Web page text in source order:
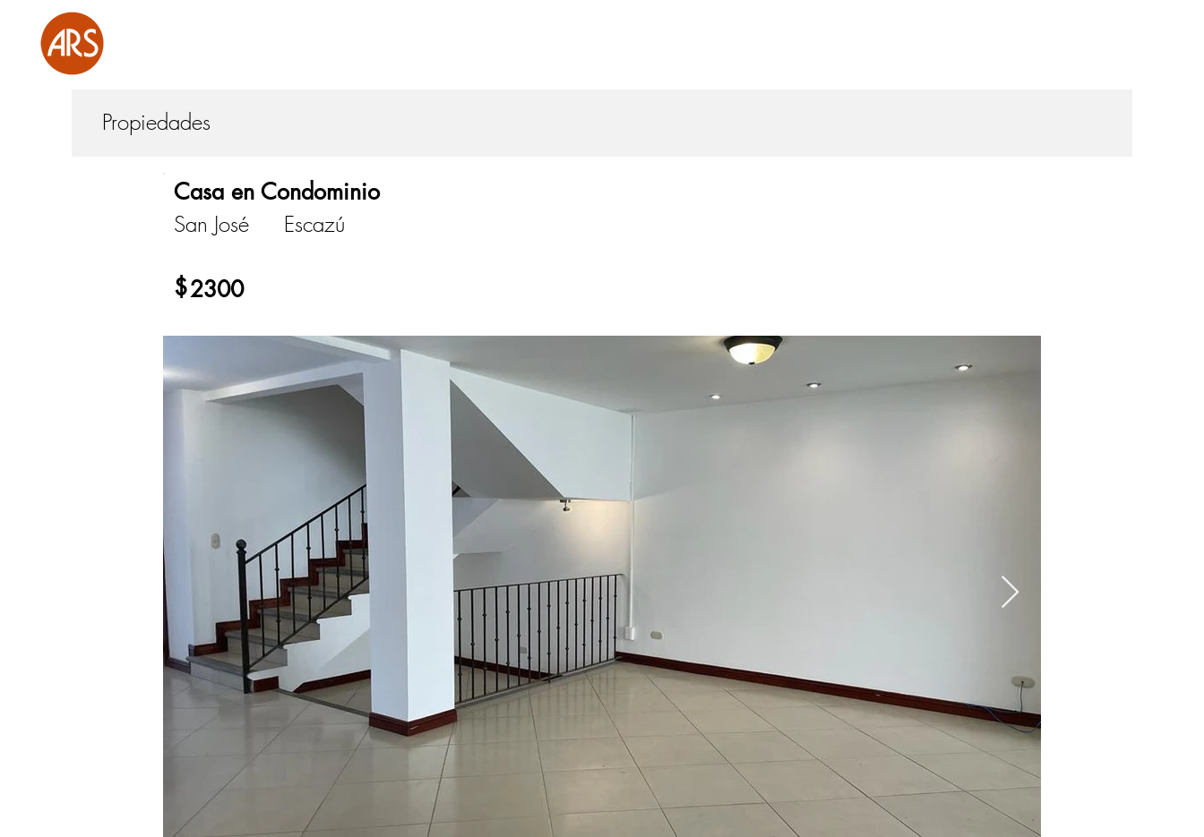
Propiedades
Casa en Condominio
San José
Escazú
2300
$